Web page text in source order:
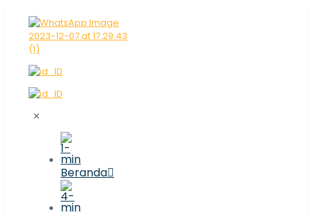
✕
Beranda